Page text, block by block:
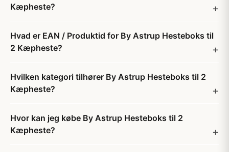
Kæpheste?
Hvad er EAN / Produktid for By Astrup Hesteboks til
2 Kæpheste?
Hvilken kategori tilhører By Astrup Hesteboks til 2
Kæpheste?
Hvor kan jeg købe By Astrup Hesteboks til 2
Kæpheste?